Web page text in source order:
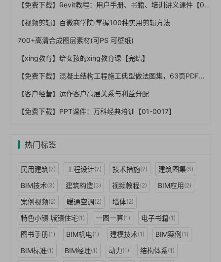
【免费下载】Revit教程：用户手册、书籍、培训讲义课件【01-0028】
【视频剪辑】百微商学院·掌握100种实用剪辑方法
700+高清合成图层素材(可PS 可壁纸)
【xing教育】给女孩的xing教育课【完结】
【免费下载】混凝土结构工程施工典型做法图集，63页PDF【01-0037】
【客户经营】运作客户高层关系与利益分配
【免费下载】PPT课件：万科经典培训【01-0017】
热门标签
民用建筑(7) 工程设计(7) 技术措施(7) 建筑图集(5)
BIM技术(3) 建筑构造(3) 视频教程(2) BIM应用(2)
案例视频(2) 暖通空调(2) 墙体(2)
特色小镇 城镇住宅(1) 一图一算(1) 电子书籍(1)
图书手册(1) BIM机电(1) 建模技术(1) BIM案例(1)
BIM标准(1) BIM经理(1) 动力(1) 结构体系(1)